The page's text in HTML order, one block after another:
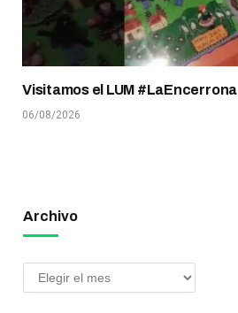
Visitamos el LUM #LaEncerrona
06/08/2026
Archivo